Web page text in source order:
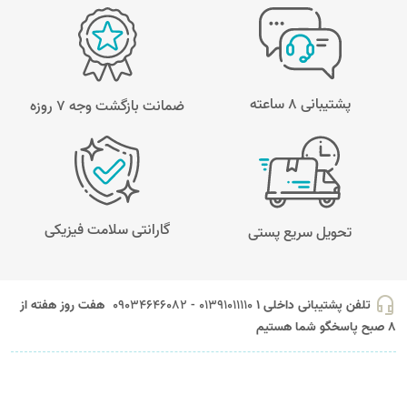
پشتیبانی 8 ساعته ضمانت بازگشت وجه ۷ روزه
تحویل سریع پستی گارانتی سلامت فیزیکی
headset_mic تلفن پشتیبانی داخلی 1 01391011110 - 09034646082
هفت روز هفته از
8 صبح پاسخگو شما هستیم